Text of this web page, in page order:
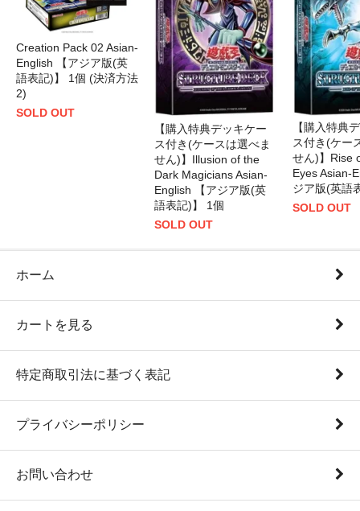
Creation Pack 02 Asian-
English 【アジア版(英
語表記)】 1個 (決済方法
2)
SOLD OUT
【購入特典デッキケー
ス付き(ケースは選べま
せん)】Illusion of the
Dark Magicians Asian-
English 【アジア版(英
語表記)】 1個
SOLD OUT
【購入特典
ス付き(ケー
せん)】Rise
Eyes Asian-
ジア版(英語
SOLD OUT
ホーム
カートを見る
特定商取引法に基づく表記
プライバシーポリシー
お問い合わせ